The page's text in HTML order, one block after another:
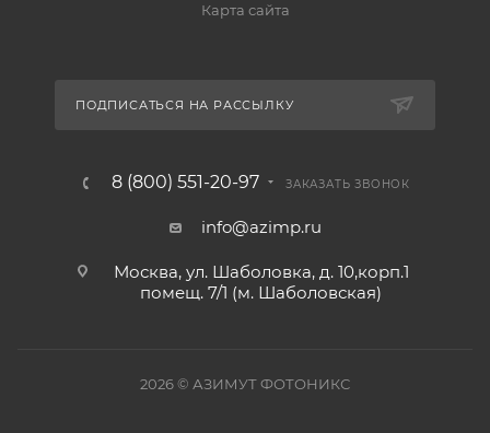
Карта сайта
ПОДПИСАТЬСЯ НА РАССЫЛКУ
8 (800) 551-20-97 ЗАКАЗАТЬ ЗВОНОК
info@azimp.ru
Москва, ул. Шаболовка, д. 10,корп.1
помещ. 7/1 (м. Шаболовская)
2026© АЗИМУТ ФОТОНИКС